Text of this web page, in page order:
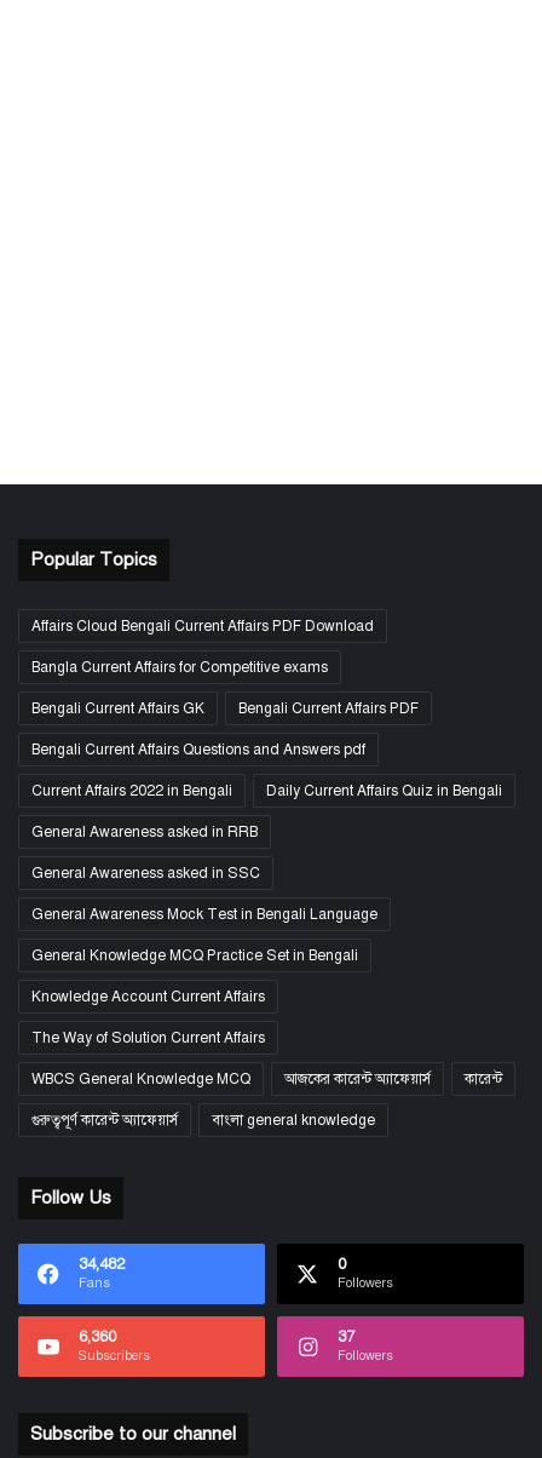
Popular Topics
Affairs Cloud Bengali Current Affairs PDF Download
Bangla Current Affairs for Competitive exams
Bengali Current Affairs GK Bengali Current Affairs PDF
Bengali Current Affairs Questions and Answers pdf
Current Affairs 2022 in Bengali Daily Current Affairs Quiz in Bengali
General Awareness asked in RRB
General Awareness asked in SSC
General Awareness Mock Test in Bengali Language
General Knowledge MCQ Practice Set in Bengali
Knowledge Account Current Affairs
The Way of Solution Current Affairs
WBCS General Knowledge MCQ আজকের কারেন্ট অ্যাফেয়ার্স কারেন্ট
গুরুত্বপূর্ণ কারেন্ট অ্যাফেয়ার্স বাংলা general knowledge
Follow Us
34,482
Fans
0
Followers
6,360
Subscribers
37
Followers
Subscribe to our channel